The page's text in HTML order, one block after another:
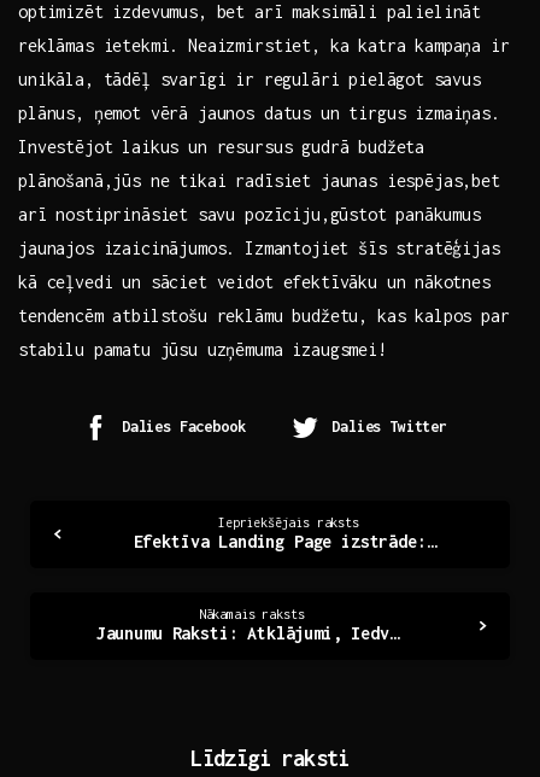
optimizēt izdevumus, bet arī maksimāli palielināt
reklāmas ietekmi. Neaizmirstiet, ka katra kampaņa ​ir
unikāla, tādēļ svarīgi ir ⁢regulāri pielāgot⁤ savus
plānus, ņemot vērā jaunos datus un tirgus izmaiņas.
Investējot​ laikus un resursus ‍gudrā budžeta
plānošanā,jūs ne tikai​ radīsiet jaunas iespējas,bet
arī nostiprināsiet⁤ savu pozīciju,gūstot ⁢panākumus⁢
jaunajos izaicinājumos.⁣ Izmantojiet šīs stratēģijas
kā​ ceļvedi un sāciet veidot ‍efektīvāku ​un⁣ nākotnes‌
tendencēm atbilstošu reklāmu budžetu, kas kalpos par
stabilu pamatu jūsu uzņēmuma izaugsmei!
Dalies Facebook Dalies Twitter
Iepriekšējais raksts
Efektīva Landing Page izstrāde: Ceļš uz panākumiem
Nākamais raksts
Jaunumu Raksti: Atklājumi, Iedvesma un Aktualitātes
Līdzīgi raksti